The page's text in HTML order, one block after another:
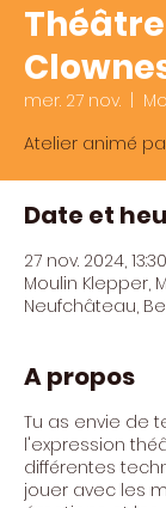
Théâtre
mer. 27 nov.
Atelier animé
Date et
27 nov. 2024,
Moulin Klepper,
Neufchâteau,
A propos
Tu as envie de
l'expression
différentes
jouer avec les